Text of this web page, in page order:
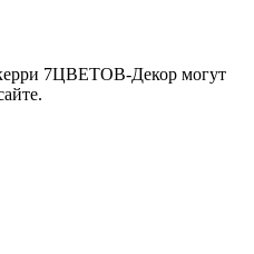
7ЦВЕТОВ-Декор могут